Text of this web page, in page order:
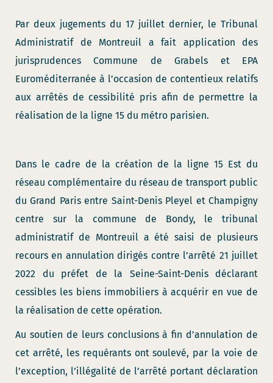
Par deux jugements du 17 juillet dernier, le Tribunal
Administratif de Montreuil a fait application des
jurisprudences Commune de Grabels et EPA
Euroméditerranée à l’occasion de contentieux relatifs
aux arrêtés de cessibilité pris afin de permettre la
réalisation de la ligne 15 du métro parisien.
Dans le cadre de la création de la ligne 15 Est du
réseau complémentaire du réseau de transport public
du Grand Paris entre Saint-Denis Pleyel et Champigny
centre sur la commune de Bondy, le tribunal
administratif de Montreuil a été saisi de plusieurs
recours en annulation dirigés contre l’arrêté 21 juillet
2022 du préfet de la Seine-Saint-Denis déclarant
cessibles les biens immobiliers à acquérir en vue de
la réalisation de cette opération.
Au soutien de leurs conclusions à fin d’annulation de
cet arrêté, les requérants ont soulevé, par la voie de
l’exception, l’illégalité de l’arrêté portant déclaration